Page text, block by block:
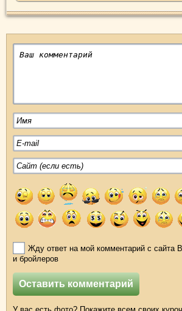
Жду ответ на мой комментарий с сайта
и бройлеров